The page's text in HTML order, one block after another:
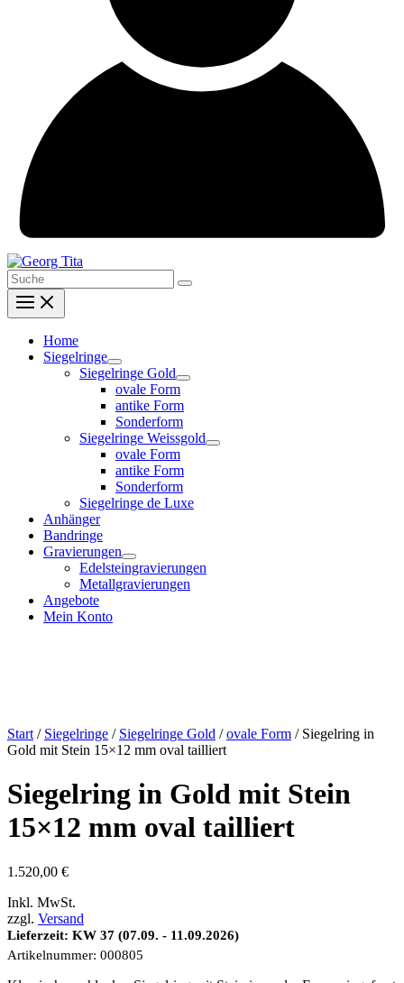
Search
for:
Home
Siegelringe
Siegelringe Gold
ovale Form
antike Form
Sonderform
Siegelringe Weissgold
ovale Form
antike Form
Sonderform
Siegelringe de Luxe
Anhänger
Bandringe
Gravierungen
Edelsteingravierungen
Metallgravierungen
Angebote
Mein Konto
Start / Siegelringe / Siegelringe Gold /ovale Form / Siegelring in
Gold mit Stein 15×12 mm oval tailliert
Siegelring in Gold mit Stein
15×12 mm oval tailliert
1.520,00 €
Inkl. MwSt.
zzgl. Versand
Lieferzeit: KW 37 (07.09. - 11.09.2026)
Artikelnummer: 000805